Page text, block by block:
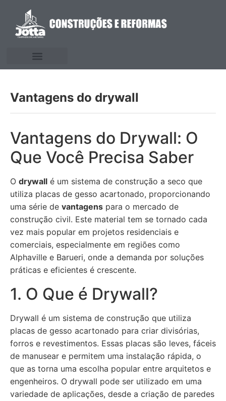
Vantagens do drywall
Vantagens do Drywall: O
Que Você Precisa Saber
O drywall é um sistema de construção a seco que
utiliza placas de gesso acartonado, proporcionando
uma série de vantagens para o mercado de
construção civil. Este material tem se tornado cada
vez mais popular em projetos residenciais e
comerciais, especialmente em regiões como
Alphaville e Barueri, onde a demanda por soluções
práticas e eficientes é crescente.
1. O Que é Drywall?
Drywall é um sistema de construção que utiliza
placas de gesso acartonado para criar divisórias,
forros e revestimentos. Essas placas são leves, fáceis
de manusear e permitem uma instalação rápida, o
que as torna uma escolha popular entre arquitetos e
engenheiros. O drywall pode ser utilizado em uma
variedade de aplicações, desde a criação de paredes